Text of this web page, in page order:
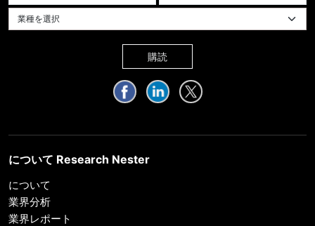
業種を選択してください
購読
について Research Nester
について
業界分析
業界レポート